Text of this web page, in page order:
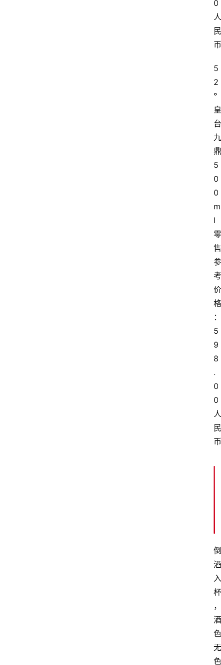
0
人
民
币
5
2
°
皇
台
九
鼎
5
0
0
m
l
零
售
参
考
价
格
：
5
9
8
.
0
0
人
民
币
倒
酒
入
杯
，
酒
色
无
色